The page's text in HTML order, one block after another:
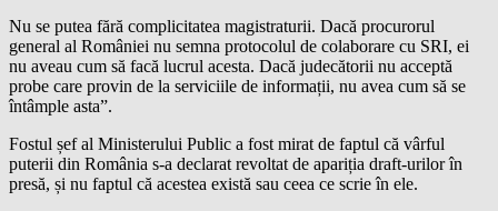
Nu se putea fără complicitatea magistraturii. Dacă procurorul
general al României nu semna protocolul de colaborare cu SRI, ei
nu aveau cum să facă lucrul acesta. Dacă judecătorii nu acceptă
probe care provin de la serviciile de informații, nu avea cum să se
întâmple asta”.
Fostul șef al Ministerului Public a fost mirat de faptul că vârful
puterii din România s-a declarat revoltat de apariția draft-urilor în
presă, și nu faptul că acestea există sau ceea ce scrie în ele.